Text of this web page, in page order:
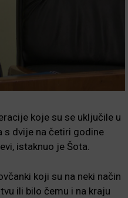
koje su se uključile u
s dvije na četiri godine
istaknuo je Šota.
koji su na neki način
ili bilo čemu i na kraju